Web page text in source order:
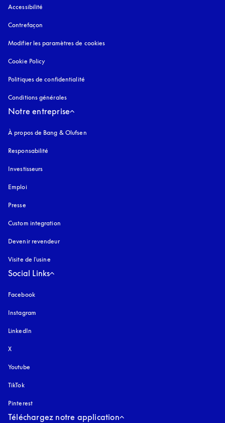
Accessibilité
Contrefaçon
Modifier les paramètres de cookies
Cookie Policy
Politiques de confidentialité
Conditions générales
Notre entreprise
À propos de Bang & Olufsen
Responsabilité
Investisseurs
Emploi
Presse
Custom integration
Devenir revendeur
Visite de l'usine
Social Links
Facebook
Instagram
LinkedIn
X
Youtube
TikTok
Pinterest
Téléchargez notre application